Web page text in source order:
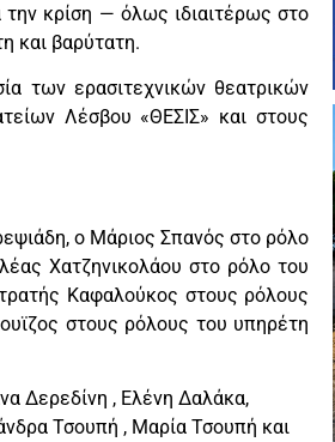
κρίση — όλως ιδιαιτέρως στο
και βαρύτατη.
των ερασιτεχνικών θεατρικών
Λέσβου «ΘΕΣΙΣ» και στους
ο Μάριος Σπανός στο ρόλο
Χατζηνικολάου στο ρόλο του
Καφαλούκος στους ρόλους
στους ρόλους του υπηρέτη
Δερεδίνη , Ελένη Δαλάκα,
Τσουπή , Μαρία Τσουπή και